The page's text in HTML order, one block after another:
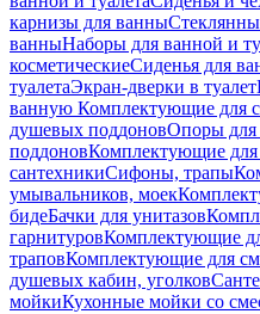
карнизы для ванны
ванныНаборы для ванной и
косметическиеСиденья для
туалетаЭкран-дверки в туалет
ванную Комплектующие для
душевых поддоновОпоры для
поддоновКомплектующие для
сантехникиСифоны, трапы
умывальников, моек
бидеБачки для унитазов
гарнитуровКомплектующие
траповКомплектующие для
душевых кабин, уголков
мойкиКухонные мойки со